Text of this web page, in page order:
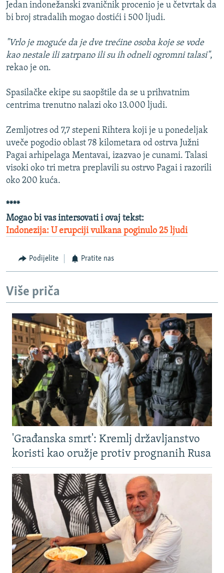
Jedan indonežanski zvaničnik procenio je u četvrtak da
bi broj stradalih mogao dostići i 500 ljudi.
"Vrlo je moguće da je dve trećine osoba koje se vode
kao nestale ili zatrpano ili su ih odneli ogromni talasi",
rekao je on.
Spasilačke ekipe su saopštile da se u prihvatnim
centrima trenutno nalazi oko 13.000 ljudi.
Zemljotres od 7,7 stepeni Rihtera koji je u ponedeljak
uveče pogodio oblast 78 kilometara od ostrva Južni
Pagai arhipelaga Mentavai, izazvao je cunami. Talasi
visoki oko tri metra preplavili su ostrvo Pagai i razorili
oko 200 kuća.
****
Mogao bi vas intersovati i ovaj tekst:
Indonezija: U erupciji vulkana poginulo 25 ljudi
Podijelite Pratite nas
Više priča
'Građanska smrt': Kremlj državljanstvo
koristi kao oružje protiv prognanih Rusa